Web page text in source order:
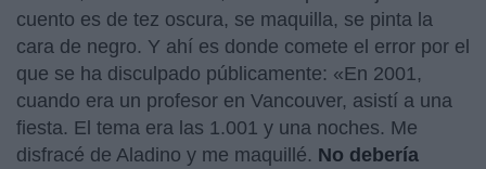
cuento es de tez oscura, se maquilla, se pinta la
cara de negro. Y ahí es donde comete el error por el
que se ha disculpado públicamente: «En 2001,
cuando era un profesor en Vancouver, asistí a una
fiesta. El tema era las 1.001 y una noches. Me
disfracé de Aladino y me maquillé. No debería